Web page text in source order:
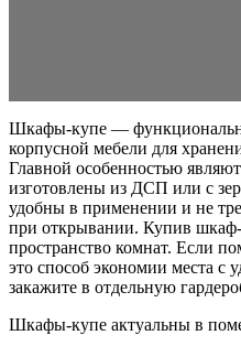
Шкафы-купе —
корпусной мебели для
Главной особенностью
изготовлены из ДСП или с
удобны в применении и не
при открывании. Купив
пространство комнат. Если
это способ экономии места с
закажите в отдельную
Шкафы-купе актуальны в